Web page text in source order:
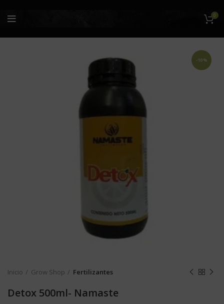
0
-10%
Inicio Grow Shop Fertilizantes
Detox 500ml- Namaste